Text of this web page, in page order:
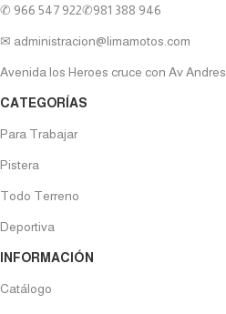
✆ 966 547 922✆981 388 946
✉ administracion@limamotos.com
Avenida los Heroes cruce con Av Andres
CATEGORÍAS
Para Trabajar
Pistera
Todo Terreno
Deportiva
INFORMACIÓN
Catálogo